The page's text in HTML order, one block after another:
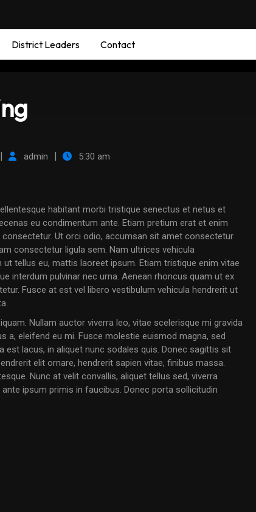
District Leaders Contact
| admin | 5:30 am
eu condimentum ante. Etiam pretium erat et enim
Ut orci odio, accumsan sit amet consectetur
consectetur ligula sem. Nam ultrices vehicula
tellus eu, mattis laoreet ipsum. Etiam tristique enim vitae
interdum pulvinar nec urna. Aenean rhoncus quam ut ex
Fusce at est vel libero vestibulum vehicula hendrerit ut
Nullam auctor viverra leo, vitae scelerisque mi gravida
a, eleifend eu mi. Fusce molestie euismod magna, sed
est lacus, in aliquet nunc sodales quis. Donec sagittis sit
elit ornare, hendrerit sapien vitae, finibus massa.
Nunc at velit convallis, aliquet tellus sed, viverra
ipsum primis in faucibus. Donec porta sollicitudin